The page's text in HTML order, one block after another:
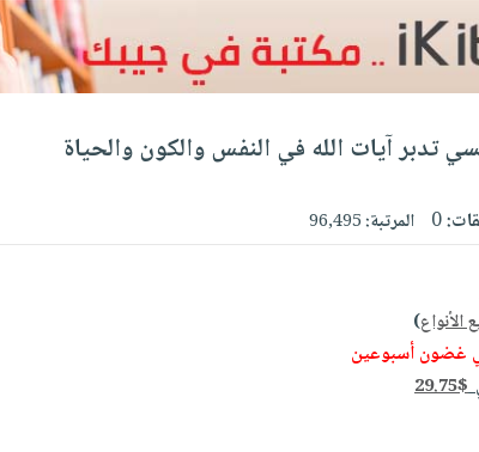
تدبر آيات الله في النفس والكون والحياة
0 المرتبة:96,495
الأنواع)
غضون أسبوعين
29.75$